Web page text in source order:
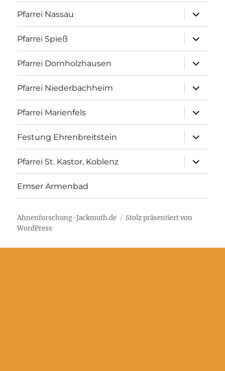
Pfarrei Nassau
anzeigen
Pfarrei Spieß
anzeigen
Pfarrei Dornholzhausen
anzeigen
Pfarrei Niederbachheim
anzeigen
Pfarrei Marienfels
anzeigen
Festung Ehrenbreitstein
anzeigen
Pfarrei St. Kastor, Koblenz
anzeigen
Emser Armenbad
Ahnenforschung-Jackmuth.de
Stolz präsentiert von
WordPress